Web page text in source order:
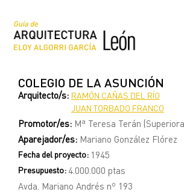
contenido
principal
COLEGIO DE LA ASUNCIÓN
Arquitecto/s: RAMÓN CAÑAS DEL RÍO
JUAN TORBADO FRANCO
Promotor/es: Mª Teresa Terán
Aparejador/es: Mariano González Flórez
Fecha del proyecto: 1945
Presupuesto: 4.000.000 ptas
Avda. Mariano Andrés nº 193